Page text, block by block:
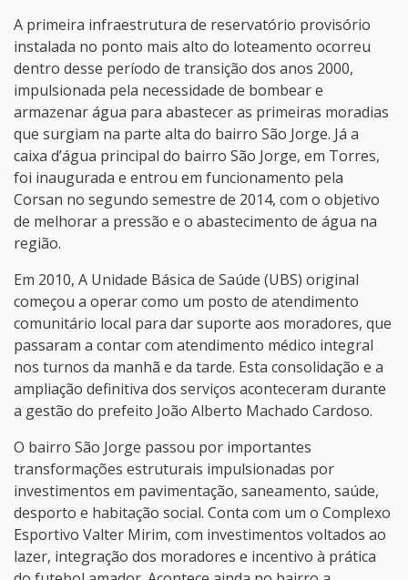
A primeira infraestrutura de reservatório provisório
instalada no ponto mais alto do loteamento ocorreu
dentro desse período de transição dos anos 2000,
impulsionada pela necessidade de bombear e
armazenar água para abastecer as primeiras moradias
que surgiam na parte alta do bairro São Jorge. Já a
caixa d’água principal do bairro São Jorge, em Torres,
foi inaugurada e entrou em funcionamento pela
Corsan no segundo semestre de 2014, com o objetivo
de melhorar a pressão e o abastecimento de água na
região.
Em 2010, A Unidade Básica de Saúde (UBS) original
começou a operar como um posto de atendimento
comunitário local para dar suporte aos moradores, que
passaram a contar com atendimento médico integral
nos turnos da manhã e da tarde. Esta consolidação e a
ampliação definitiva dos serviços aconteceram durante
a gestão do prefeito João Alberto Machado Cardoso.
O bairro São Jorge passou por importantes
transformações estruturais impulsionadas por
investimentos em pavimentação, saneamento, saúde,
desporto e habitação social. Conta com um o Complexo
Esportivo Valter Mirim, com investimentos voltados ao
lazer, integração dos moradores e incentivo à prática